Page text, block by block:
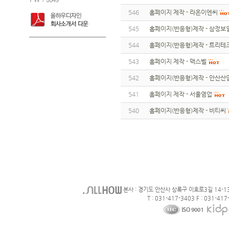
546 홈페이지 제작 - 라온이엔씨
545 홈페이지(반응형)제작 - 삼정보
544 홈페이지(반응형)제작 - 트리테
543 홈페이지 제작 - 맥스벨
542 홈페이지(반응형)제작 - 안산산
541 홈페이지 제작 - 서울염업
540 홈페이지(반응형)제작 - 비티씨
본사 : 경기도 안산사 상록구 이호로3길 14-
T : 031-417-3403 F : 031-